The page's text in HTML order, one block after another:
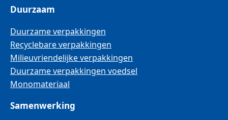
Duurzaam
Duurzame verpakkingen
Recyclebare verpakkingen
Milieuvriendelijke verpakkingen
Duurzame verpakkingen voedsel
Monomateriaal
Samenwerking